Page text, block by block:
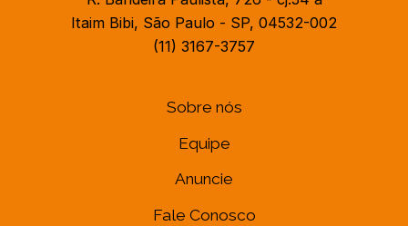
Itaim Bibi, São Paulo - SP, 04532-002
(11) 3167-3757
Sobre nós
Equipe
Anuncie
Fale Conosco